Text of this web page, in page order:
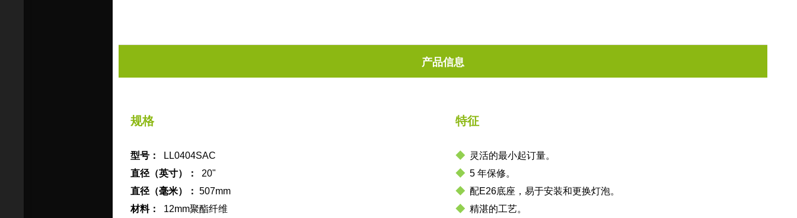
产品信息
规格
型号：
LL0404SAC
直径（英寸）： 20"
直径（毫米）： 507mm
材料：
12mm聚酯纤维
特征
◆灵活的最小起订量。
◆5 年保修。
◆配E26底座，易于安装和更换灯泡。
◆精湛的工艺。